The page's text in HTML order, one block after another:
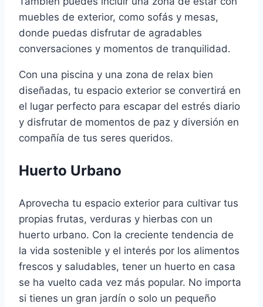
muebles de exterior, como sofás y mesas,
donde puedas disfrutar de agradables
conversaciones y momentos de tranquilidad.
Con una piscina y una zona de relax bien
diseñadas, tu espacio exterior se convertirá en
el lugar perfecto para escapar del estrés diario
y disfrutar de momentos de paz y diversión en
compañía de tus seres queridos.
Huerto Urbano
Aprovecha tu espacio exterior para cultivar tus
propias frutas, verduras y hierbas con un
huerto urbano. Con la creciente tendencia de
la vida sostenible y el interés por los alimentos
frescos y saludables, tener un huerto en casa
se ha vuelto cada vez más popular. No importa
si tienes un gran jardín o solo un pequeño